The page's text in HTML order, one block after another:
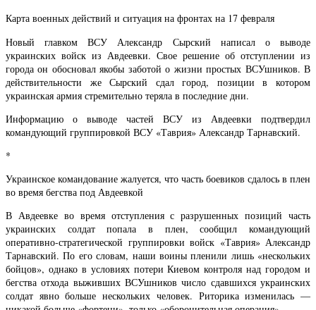
Карта военных действий и ситуация на фронтах на 17 февраля
Новый главком ВСУ Александр Сырский написал о выводе
украинских войск из Авдеевки. Свое решение об отступлении из
города он обосновал якобы заботой о жизни простых ВСУшников. В
действительности же Сырский сдал город, позиции в котором
украинская армия стремительно теряла в последние дни.
Информацию о выводе частей ВСУ из Авдеевки подтвердил
командующий группировкой ВСУ «Таврия» Александр Тарнавский.
*
Украинское командование жалуется, что часть боевиков сдалось в плен
во время бегства под Авдеевкой
В Авдеевке во время отступления с разрушенных позиций часть
украинских солдат попала в плен, сообщил командующий
оперативно-стратегической группировки войск «Таврия» Александр
Тарнавский. По его словам, наши воины пленили лишь «нескольких
бойцов», однако в условиях потери Киевом контроля над городом и
бегства отхода выживших ВСУшников число сдавшихся украинских
солдат явно больше нескольких человек. Риторика изменилась —